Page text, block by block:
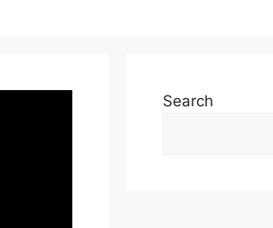
Search